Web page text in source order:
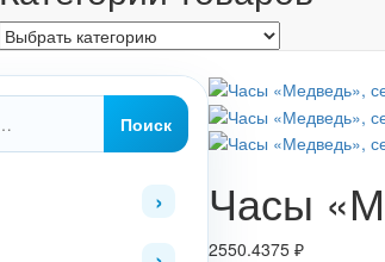
Поиск
Часы
2550.4375 ₽